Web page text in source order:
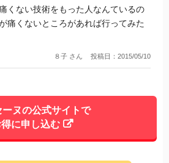
くない技術をもった人なんているの
痛くないところがあれば行ってみた
８子 さん 投稿日：2015/05/10
ーヌの公式サイトで
に申し込む